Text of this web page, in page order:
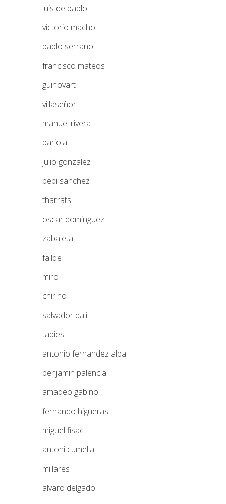
luis de pablo
victorio macho
pablo serrano
francisco mateos
guinovart
villaseñor
manuel rivera
barjola
julio gonzalez
pepi sanchez
tharrats
oscar dominguez
zabaleta
failde
miro
chirino
salvador dali
tapies
antonio fernandez alba
benjamin palencia
amadeo gabino
fernando higueras
miguel fisac
antoni cumella
millares
alvaro delgado